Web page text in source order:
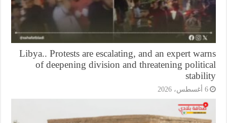
Libya.. Protests are escalating, and an expert
of deepening division and threatening